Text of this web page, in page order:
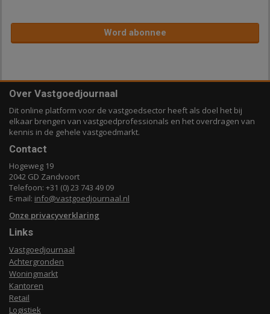
Word abonnee
Over Vastgoedjournaal
Dit online platform voor de vastgoedsector heeft als doel het bij
elkaar brengen van vastgoedprofessionals en het overdragen van
kennis in de gehele vastgoedmarkt.
Contact
Hogeweg 19
2042 GD Zandvoort
Telefoon: +31 (0) 23 743 49 09
E-mail: info@vastgoedjournaal.nl
Onze privacyverklaring
Links
Vastgoedjournaal
Achtergronden
Woningmarkt
Kantoren
Retail
Logistiek